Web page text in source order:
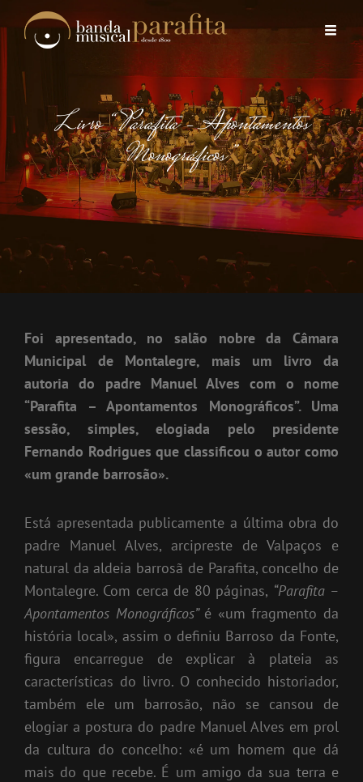
Livro “Parafita – Apontamentos
Monográficos”
Foi apresentado, no salão nobre da Câmara
Municipal de Montalegre, mais um livro da
autoria do padre Manuel Alves com o nome
“Parafita – Apontamentos Monográficos”. Uma
sessão, simples, elogiada pelo presidente
Fernando Rodrigues que classificou o autor como
«um grande barrosão».
Está apresentada publicamente a última obra do
padre Manuel Alves, arcipreste de Valpaços e
natural da aldeia barrosã de Parafita, concelho de
Montalegre. Com cerca de 80 páginas, “Parafita –
Apontamentos Monográficos” é «um fragmento da
história local», assim o definiu Barroso da Fonte,
figura encarregue de explicar à plateia as
características do livro. O conhecido historiador,
também ele um barrosão, não se cansou de
elogiar a postura do padre Manuel Alves em prol
da cultura do concelho: «é um homem que dá
mais do que recebe. É um amigo da sua terra e